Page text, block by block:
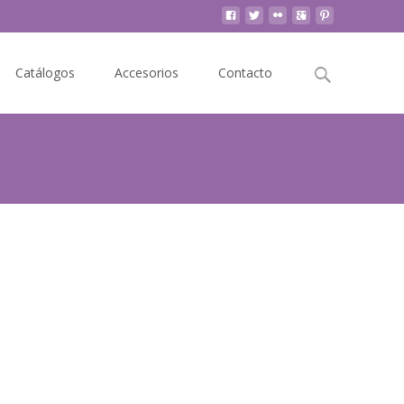
Catálogos Accesorios Contacto
Buscar
por: